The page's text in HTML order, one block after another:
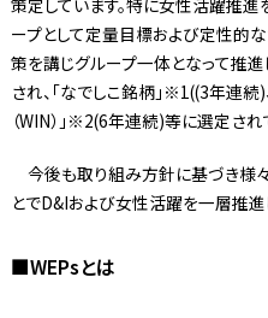
ープとして定量目標および定性的
策を講じグループ一体となって推進
され、「なでしこ銘柄」※1((3年連
（WIN）」※2(6年連続)等に選定され
今後も取り組み方針に基づき様
とでD&Iおよび女性活躍を一層推進
■WEPsとは